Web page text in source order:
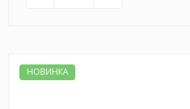
НОВИНКА